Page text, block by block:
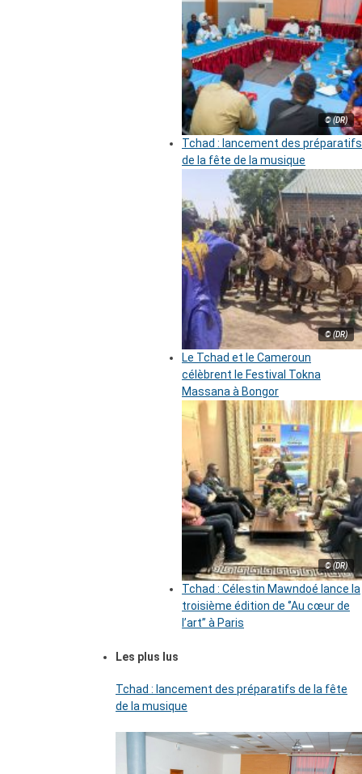
© (DR)
Tchad : lancement des préparatifs
de la fête de la musique
© (DR)
Le Tchad et le Cameroun
célèbrent le Festival Tokna
Massana à Bongor
© (DR)
Tchad : Célestin Mawndoé lance la
troisième édition de ‘’Au cœur de
l’art’’ à Paris
Les plus lus
Tchad : lancement des préparatifs de la fête
de la musique